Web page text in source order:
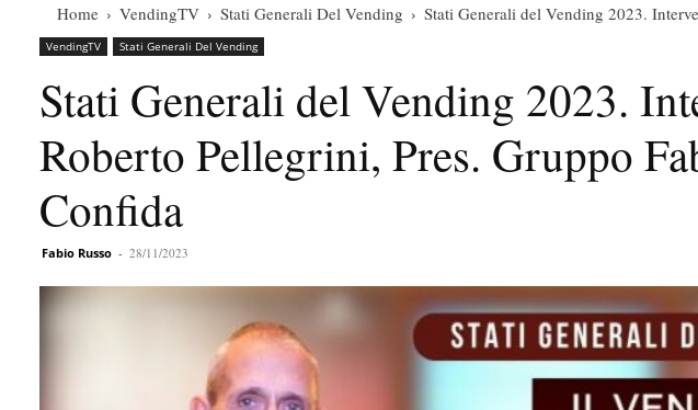
Home VendingTV Stati Generali Del Vending Stati Generali del Vending 2023.
VendingTV Stati Generali Del Vending
Stati Generali del Vending 2023.
Roberto Pellegrini, Pres. Gruppo
Confida
Fabio Russo - 28/11/2023